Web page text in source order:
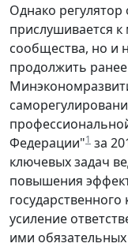
Однако регулятор
прислушивается
сообщества, но и
продолжить
Федерации"1 за
ключевых задач
повышения
усиление
ими